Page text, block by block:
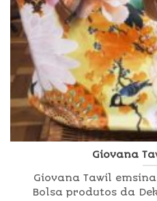
Giovana
Giovana Tawil
Bolsa produtos da